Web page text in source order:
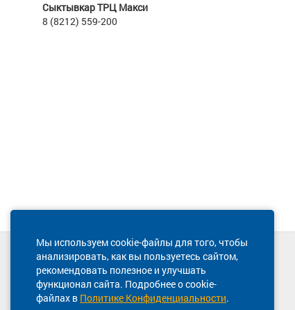
Сыктывкар ТРЦ Макси
8 (8212) 559-200
Мы используем cookie-файлы для того, чтобы
анализировать, как вы пользуетесь сайтом,
рекомендовать полезное и улучшать
функционал сайта. Подробнее о cookie-
файлах в Политике Конфиденциальности.
Техническая поддержка сайта
8 800 600-03-38